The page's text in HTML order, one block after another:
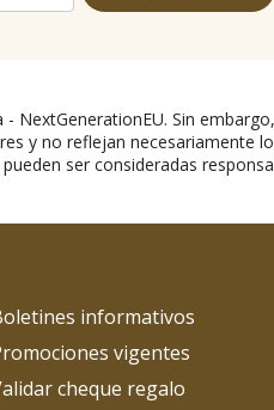
NextGenerationEU. Sin
y no reflejan necesariamente
ser consideradas
informativos
vigentes
cheque regalo